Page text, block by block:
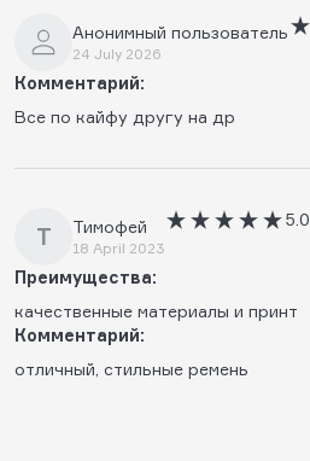
Анонимный пользователь
24 July 2026
Комментарий:
Все по кайфу другу на др
Т Тимофей
18 April 2023
5.0
Преимущества:
качественные материалы и принт
Комментарий:
отличный, стильные ремень